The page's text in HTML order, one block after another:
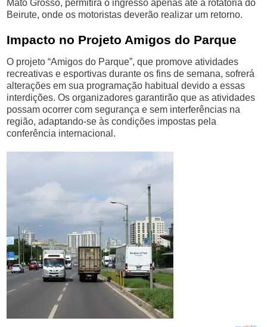
Mato Grosso, permitirá o ingresso apenas até a rotatória do
Beirute, onde os motoristas deverão realizar um retorno.
Impacto no Projeto Amigos do Parque
O projeto “Amigos do Parque”, que promove atividades
recreativas e esportivas durante os fins de semana, sofrerá
alterações em sua programação habitual devido a essas
interdições. Os organizadores garantirão que as atividades
possam ocorrer com segurança e sem interferências na
região, adaptando-se às condições impostas pela
conferência internacional.